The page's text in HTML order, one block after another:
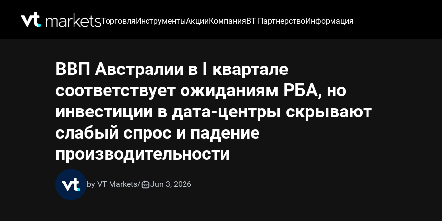
ТорговляИнструментыАкцииКомпанияВТ ПартнерствоИнформация
ВВП Австралии в I квартале
соответствует ожиданиям РБА, но
инвестиции в дата-центры скрывают
слабый спрос и падение
производительности
by VT Markets/ Jun 3, 2026